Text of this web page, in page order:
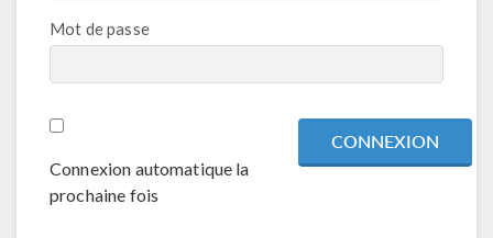
Mot de passe
Connexion automatique la
prochaine fois